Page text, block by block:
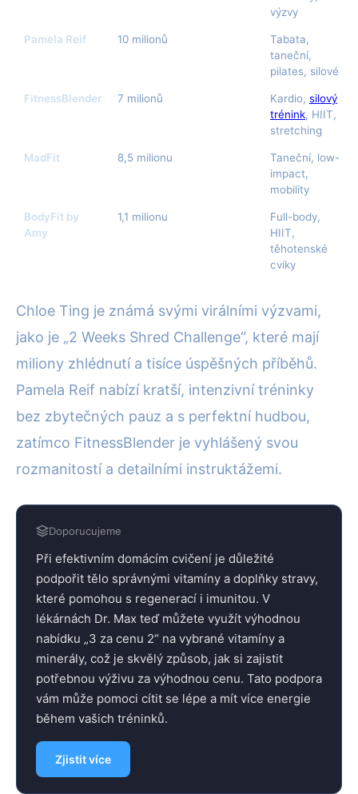
výzvy
Pamela Reif 10 milionů
Tabata,
taneční,
pilates, silové
FitnessBlender 7 milionů Kardio, silový
trénink, HIIT,
stretching
MadFit 8,5 milionu
Taneční, low-
impact,
mobility
BodyFit by
Amy
1,1 milionu
Full-body,
HIIT,
těhotenské
cviky
Chloe Ting je známá svými virálními výzvami,
jako je „2 Weeks Shred Challenge“, které mají
miliony zhlédnutí a tisíce úspěšných příběhů.
Pamela Reif nabízí kratší, intenzivní tréninky
bez zbytečných pauz a s perfektní hudbou,
zatímco FitnessBlender je vyhlášený svou
rozmanitostí a detailními instruktážemi.
Doporucujeme
Při efektivním domácím cvičení je důležité
podpořit tělo správnými vitamíny a doplňky stravy,
které pomohou s regenerací i imunitou. V
lékárnách Dr. Max teď můžete využít výhodnou
nabídku „3 za cenu 2“ na vybrané vitamíny a
minerály, což je skvělý způsob, jak si zajistit
potřebnou výživu za výhodnou cenu. Tato podpora
vám může pomoci cítit se lépe a mít více energie
během vašich tréninků.
Zjistit více